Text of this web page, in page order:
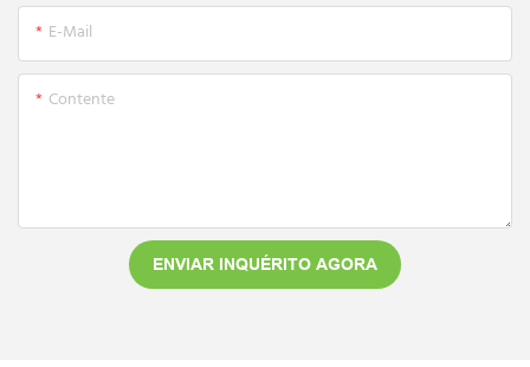
E-Mail
Contente
ENVIAR INQUÉRITO AGORA